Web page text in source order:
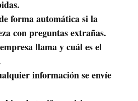
forma automática si la
con preguntas extrañas.
llama y cuál es el
información se envíe